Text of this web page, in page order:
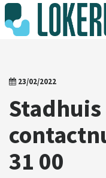
23/02/2022
31 00